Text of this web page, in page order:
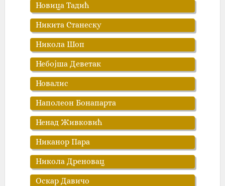
Новица Тадић
Никита Станеску
Никола Шоп
Небојша Деветак
Новалис
Наполеон Бонапартa
Ненад Живковић
Никанор Пара
Никола Дреновац
Оскар Давичо